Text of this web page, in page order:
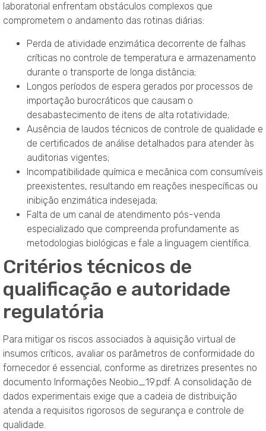
laboratorial enfrentam obstáculos complexos que
comprometem o andamento das rotinas diárias:
Perda de atividade enzimática decorrente de falhas
críticas no controle de temperatura e armazenamento
durante o transporte de longa distância;
Longos períodos de espera gerados por processos de
importação burocráticos que causam o
desabastecimento de itens de alta rotatividade;
Ausência de laudos técnicos de controle de qualidade e
de certificados de análise detalhados para atender às
auditorias vigentes;
Incompatibilidade química e mecânica com consumíveis
preexistentes, resultando em reações inespecíficas ou
inibição enzimática indesejada;
Falta de um canal de atendimento pós-venda
especializado que compreenda profundamente as
metodologias biológicas e fale a linguagem científica.
Critérios técnicos de
qualificação e autoridade
regulatória
Para mitigar os riscos associados à aquisição virtual de
insumos críticos, avaliar os parâmetros de conformidade do
fornecedor é essencial, conforme as diretrizes presentes no
documento Informações Neobio_19.pdf. A consolidação de
dados experimentais exige que a cadeia de distribuição
atenda a requisitos rigorosos de segurança e controle de
qualidade